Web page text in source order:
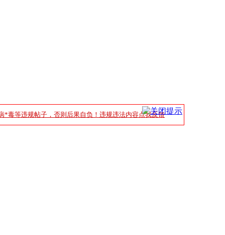
*毒等违规帖子，否则后果自负！违规违法内容点我反馈